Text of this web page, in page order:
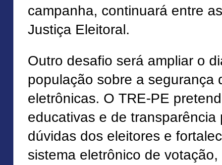
campanha, continuará entre
Justiça Eleitoral.
Outro desafio será ampliar o
população sobre a segurança
eletrônicas. O TRE-PE
educativas e de transparência
dúvidas dos eleitores e
sistema eletrônico de